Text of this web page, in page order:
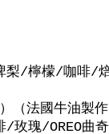
梨/檸檬/咖啡/
法國牛油製作
瑰/OREO曲奇